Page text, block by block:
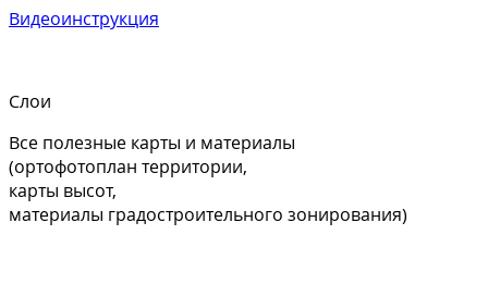
Видеоинструкция
Слои
Все полезные карты и материалы
(ортофотоплан территории,
карты высот,
материалы градостроительного зонирования)